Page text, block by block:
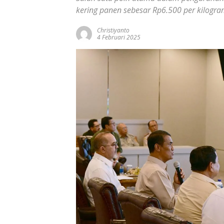
kering panen sebesar Rp6.500 per
Christiyanto
4 Februari 2025